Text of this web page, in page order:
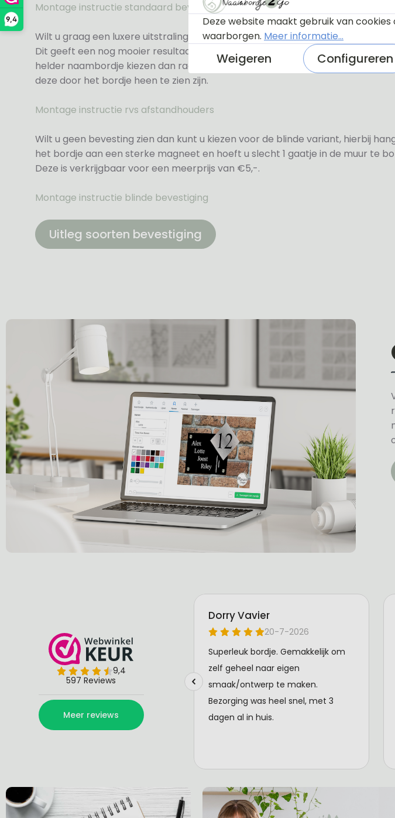
9,4
Montage instructie standaard bevestiging
Wilt u graag een luxere uitstraling dan kunt u kiezen voor de rvs-
Dit geeft een nog mooier resultaat voor een meerprijs van €6,-. Mocht u voor
helder naambordje kiezen dan raden wij altijd de rvs-afstandhouders aan
deze door het bordje heen te zien zijn.
Montage instructie rvs afstandhouders
Wilt u geen bevesting zien dan kunt u kiezen voor de blinde variant, hierbij
het bordje aan een sterke magneet en hoeft u slecht 1 gaatje in de muur te
Deze is verkrijgbaar voor een meerprijs van €5,-.
Montage instructie blinde bevestiging
Uitleg soorten bevestiging
Deze website maakt gebruik van
waarborgen. Meer informatie...
Weigeren Configureren